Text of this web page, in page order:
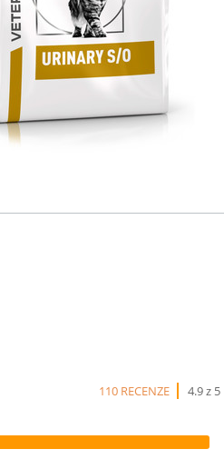
110 RECENZE 4.9 z 5